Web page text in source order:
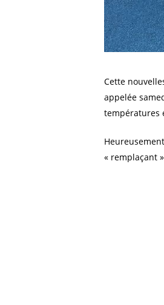
Cette
appelée
températures
« remplaçant